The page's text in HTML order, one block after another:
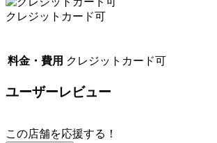
クレジットカード可
料金・費用 クレジットカード可
ユーザーレビュー
この店舗を応援する！